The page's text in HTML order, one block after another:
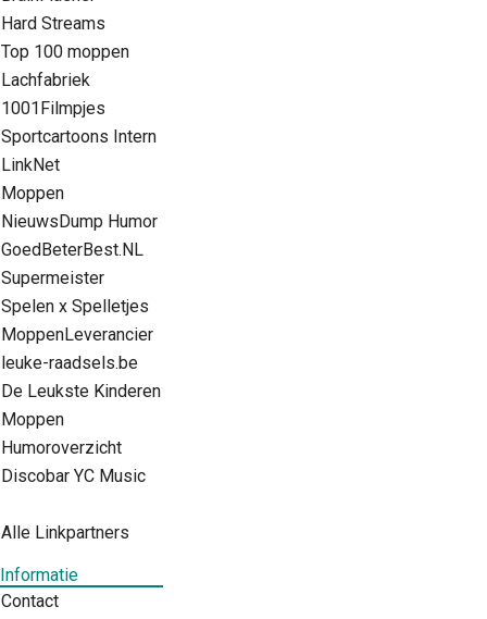
Hard Streams
Top 100 moppen
Lachfabriek
1001Filmpjes
Sportcartoons Intern
LinkNet
Moppen
NieuwsDump Humor
GoedBeterBest.NL
Supermeister
Spelen x Spelletjes
MoppenLeverancier
leuke-raadsels.be
De Leukste Kinderen
Moppen
Humoroverzicht
Discobar YC Music
Alle Linkpartners
Informatie
Contact